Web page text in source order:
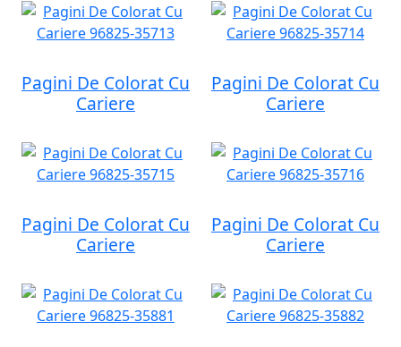
Pagini De Colorat Cu
Cariere
Pagini De Colorat Cu
Cariere
Pagini De Colorat Cu
Cariere
Pagini De Colorat Cu
Cariere